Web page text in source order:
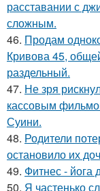
расставании с
сложным.
46. Продам
Кривова 45,
раздельный.
47. Не зря
кассовым
Суини.
48. Родители
остановило их
49. Фитнес - йога
50. Я частенько